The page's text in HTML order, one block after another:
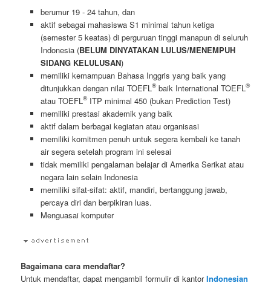
berumur 19 - 24 tahun, dan
aktif sebagai mahasiswa S1 minimal tahun ketiga
(semester 5 keatas) di perguruan tinggi manapun di seluruh
Indonesia (BELUM DINYATAKAN LULUS/MENEMPUH
SIDANG KELULUSAN)
memiliki kemampuan Bahasa Inggris yang baik yang
ditunjukkan dengan nilai TOEFL ®baik International TOEFL ®
atau TOEFL ®ITP minimal 450 (bukan Prediction Test)
memiliki prestasi akademik yang baik
aktif dalam berbagai kegiatan atau organisasi
memiliki komitmen penuh untuk segera kembali ke tanah
air segera setelah program ini selesai
tidak memiliki pengalaman belajar di Amerika Serikat atau
negara lain selain Indonesia
memiliki sifat-sifat: aktif, mandiri, bertanggung jawab,
percaya diri dan berpikiran luas.
Menguasai komputer
Bagaimana cara mendaftar?
Untuk mendaftar, dapat mengambil formulir di kantorIndonesian